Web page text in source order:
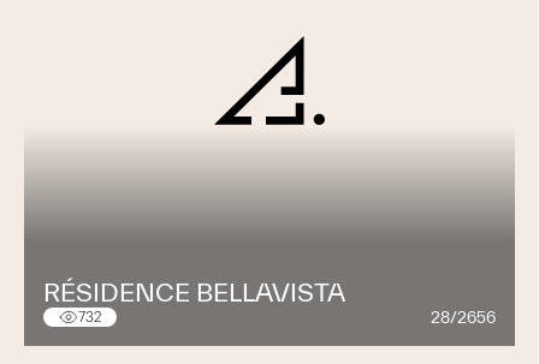
RÉSIDENCE BELLAVISTA
732 28/2656